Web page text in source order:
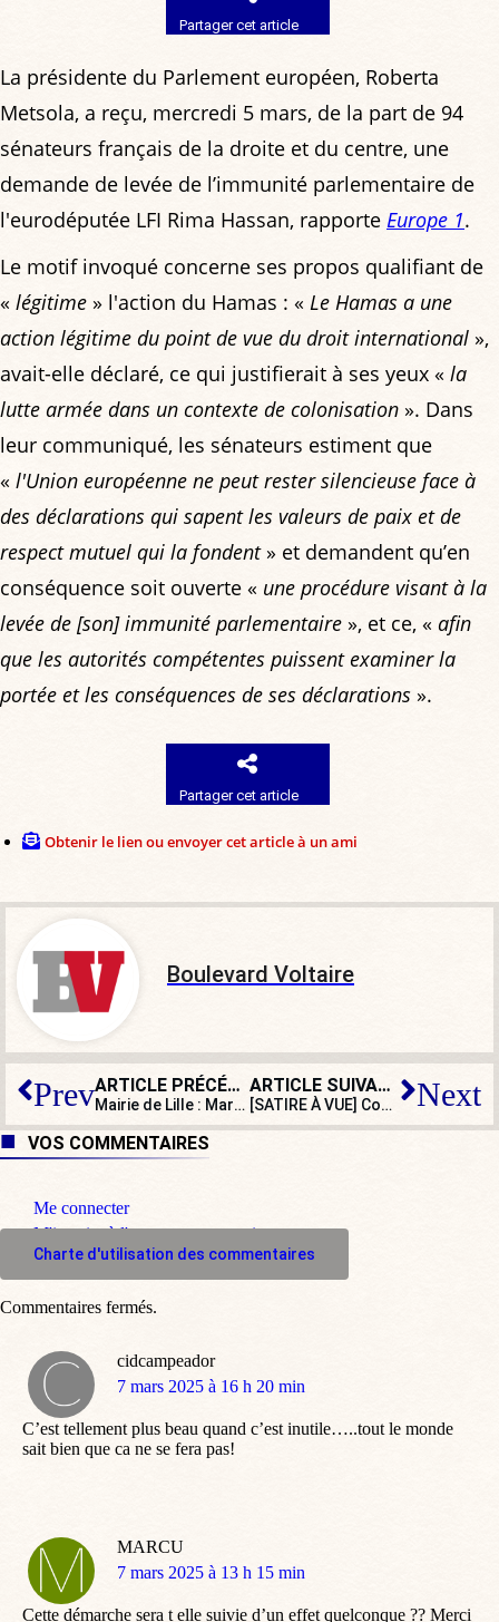
Partager cet article
La présidente du Parlement européen, Roberta
Metsola, a reçu, mercredi 5 mars, de la part de 94
sénateurs français de la droite et du centre, une
demande de levée de l’immunité parlementaire de
l'eurodéputée LFI Rima Hassan, rapporte Europe 1.
Le motif invoqué concerne ses propos qualifiant de
« légitime » l'action du Hamas : « Le Hamas a une
action légitime du point de vue du droit international »,
avait-elle déclaré, ce qui justifierait à ses yeux « la
lutte armée dans un contexte de colonisation ». Dans
leur communiqué, les sénateurs estiment que
« l'Union européenne ne peut rester silencieuse face à
des déclarations qui sapent les valeurs de paix et de
respect mutuel qui la fondent» et demandent qu’en
conséquence soit ouverte « une procédure visant à la
levée de [son] immunité parlementaire », et ce, « afin
que les autorités compétentes puissent examiner la
portée et les conséquences de ses déclarations ».
Partager cet article
Obtenir le lien ou envoyer cet article à un ami
Boulevard Voltaire
Prev ARTICLE PRÉCÉDENT
Mairie de Lille : Martine Aubry annonce sa démission
ARTICLE SUIVANT
[SATIRE À VUE] Contre Tesla, roulons dans une voiture de gauche Next
VOS COMMENTAIRES
Me connecter
M'inscrire à l'espace commentaire
Charte d'utilisation des commentaires
cidcampeador
dit
7 mars 2025 à 16 h 20 min
C’est tellement plus beau quand c’est inutile…..tout le monde
sait bien que ca ne se fera pas!
MARCU
dit
7 mars 2025 à 13 h 15 min
Cette démarche sera t elle suivie d’un effet quelconque ?? Merci
Commentaires fermés.